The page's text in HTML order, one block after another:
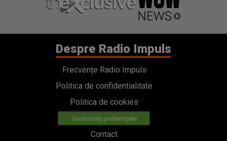
Despre Radio Impuls
Frecvențe Radio Impuls
Politica de confidentialitate
Politica de cookies
Gestionați preferințele
Contact